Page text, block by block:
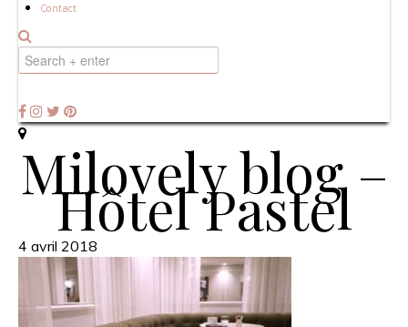
Contact
Milovely blog –
Hôtel Pastel
4 avril 2018